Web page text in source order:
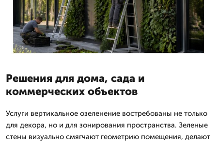
Решения для дома, сада и
коммерческих объектов
Услуги вертикальное озеленение востребованы не только
для декора, но и для зонирования пространства. Зеленые
стены визуально смягчают геометрию помещения, делают